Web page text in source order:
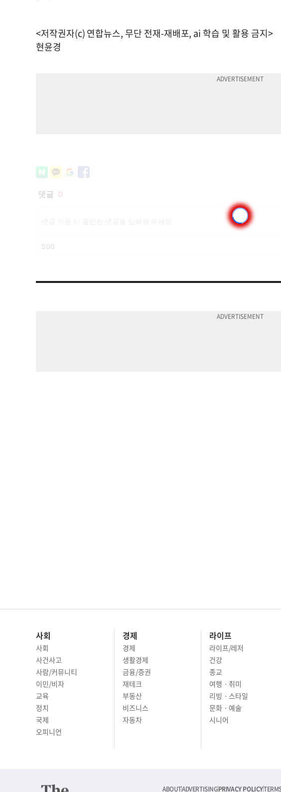
<저작권자(c) 연합뉴스, 무단 전재-재배포, ai 학습 및 활용 금지>
현윤경
사회
사회
사건사고
사람/커뮤니티
이민/비자
교육
정치
국제
오피니언
경제
경제
생활경제
금융/증권
재테크
부동산
비즈니스
자동차
라이프
라이프/레저
건강
종교
여행 · 취미
리빙 · 스타일
문화 · 예술
시니어
ABOUTADVERTISINGPRIVACY POLICY